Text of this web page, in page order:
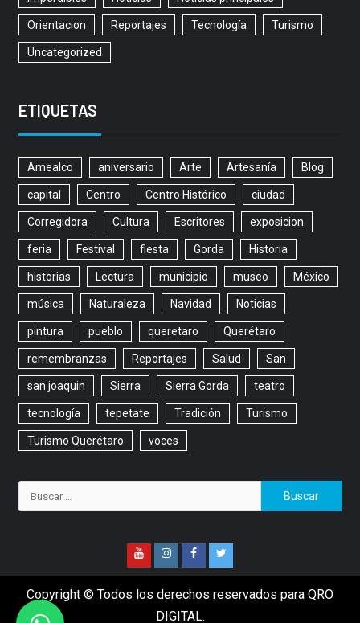
Orientacion Reportajes Tecnología Turismo
Uncategorized
ETIQUETAS
Amealco aniversario Arte Artesanía Blog
capital Centro Centro Histórico ciudad
Corregidora Cultura Escritores exposicion
feria Festival fiesta Gorda Historia
historias Lectura municipio museo México
música Naturaleza Navidad Noticias
pintura pueblo queretaro Querétaro
remembranzas Reportajes Salud San
san joaquin Sierra Sierra Gorda teatro
tecnología tepetate Tradición Turismo
Turismo Querétaro voces
Copyright © Todos los derechos reservados para QRO
DIGITAL.